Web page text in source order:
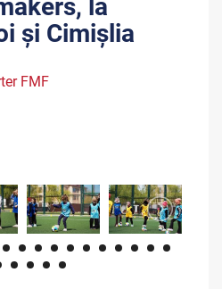
la
și Cimișlia
FMF